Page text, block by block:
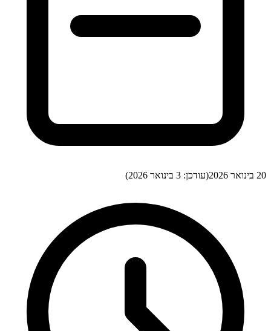
20 בינואר 2026 (עודכן: 3 בינואר 2026 )